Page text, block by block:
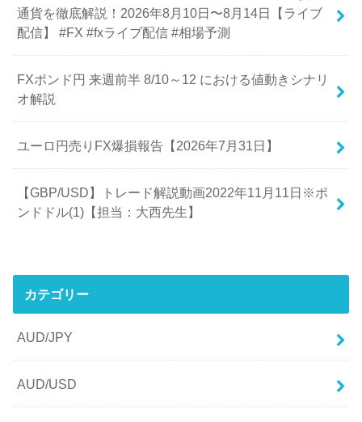
通貨を徹底解説！2026年8月10日〜8月14日【ライブ
配信】 #FX #fxライブ配信 #相場予測
FXポンド円 来週前半 8/10～12 における値動きシナリ
オ解説
ユーロ円売りFX爆損報告【2026年7月31日】
【GBP/USD】トレード解説動画2022年11月11日※ポ
ンドドル(1)【担当：大西先生】
カテゴリー
AUD/JPY
AUD/USD